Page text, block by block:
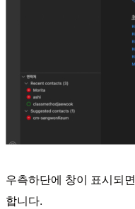
우측하단에 창이 표시되면
합니다.